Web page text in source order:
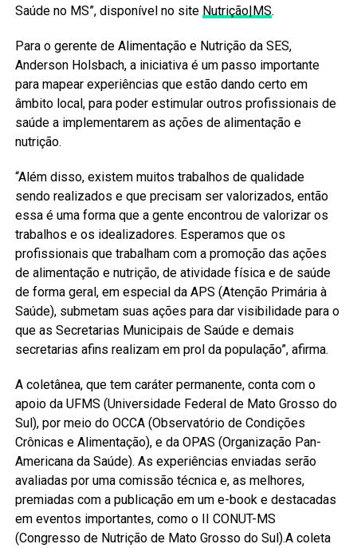
Saúde no MS”, disponível no site Nutrição|MS.
Para o gerente de Alimentação e Nutrição da SES,
Anderson Holsbach, a iniciativa é um passo importante
para mapear experiências que estão dando certo em
âmbito local, para poder estimular outros profissionais de
saúde a implementarem as ações de alimentação e
nutrição.
“Além disso, existem muitos trabalhos de qualidade
sendo realizados e que precisam ser valorizados, então
essa é uma forma que a gente encontrou de valorizar os
trabalhos e os idealizadores. Esperamos que os
profissionais que trabalham com a promoção das ações
de alimentação e nutrição, de atividade física e de saúde
de forma geral, em especial da APS (Atenção Primária à
Saúde), submetam suas ações para dar visibilidade para o
que as Secretarias Municipais de Saúde e demais
secretarias afins realizam em prol da população”, afirma.
A coletânea, que tem caráter permanente, conta com o
apoio da UFMS (Universidade Federal de Mato Grosso do
Sul), por meio do OCCA (Observatório de Condições
Crônicas e Alimentação), e da OPAS (Organização Pan-
Americana da Saúde). As experiências enviadas serão
avaliadas por uma comissão técnica e, as melhores,
premiadas com a publicação em um e-book e destacadas
em eventos importantes, como o II CONUT-MS
(Congresso de Nutrição de Mato Grosso do Sul).A coleta